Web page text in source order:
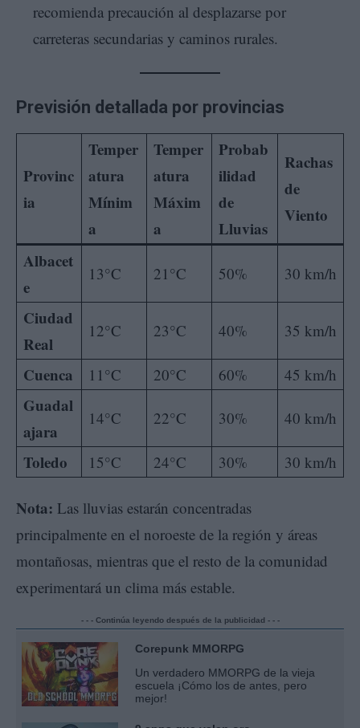
recomienda precaución al desplazarse por
carreteras secundarias y caminos rurales.
Previsión detallada por provincias
Provinc
ia
Temper
atura
Mínim
a
Temper
atura
Máxim
a
Probab
ilidad
de
Lluvias
Rachas
de
Viento
Albacet
e
13°C 21°C 50% 30 km/h
Ciudad
Real
12°C 23°C 40% 35 km/h
Cuenca 11°C 20°C 60% 45 km/h
Guadal
ajara
14°C 22°C 30% 40 km/h
Toledo 15°C 24°C 30% 30 km/h
Nota: Las lluvias estarán concentradas
principalmente en el noroeste de la región y áreas
montañosas, mientras que el resto de la comunidad
experimentará un clima más estable.
- - - Continúa leyendo después de la publicidad - - -
Corepunk MMORPG
Un verdadero MMORPG de la vieja
escuela ¡Cómo los de antes, pero
mejor!